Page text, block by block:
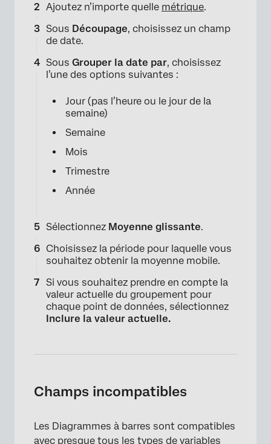
Ajoutez n’importe quelle métrique.
Sous Découpage, choisissez un champ
de date.
Sous Grouper la date par, choisissez
l’une des options suivantes :
Jour (pas l’heure ou le jour de la
semaine)
Semaine
Mois
Trimestre
Année
Sélectionnez Moyenne glissante.
Choisissez la période pour laquelle vous
souhaitez obtenir la moyenne mobile.
Si vous souhaitez prendre en compte la
valeur actuelle du groupement pour
chaque point de données, sélectionnez
Inclure la valeur actuelle.
Champs incompatibles
Les Diagrammes à barres sont compatibles
avec presque tous les types de variables